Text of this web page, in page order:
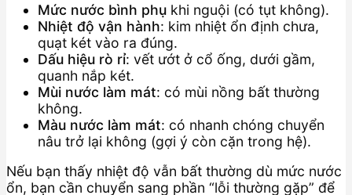
Mức nước bình phụ khi nguội (có tụt không).
Nhiệt độ vận hành: kim nhiệt ổn định chưa,
quạt két vào ra đúng.
Dấu hiệu rò rỉ: vết ướt ở cổ ống, dưới gầm,
quanh nắp két.
Mùi nước làm mát: có mùi nồng bất thường
không.
Màu nước làm mát: có nhanh chóng chuyển
nâu trở lại không (gợi ý còn cặn trong hệ).
Nếu bạn thấy nhiệt độ vẫn bất thường dù mức nước
ổn, bạn cần chuyển sang phần “lỗi thường gặp” để